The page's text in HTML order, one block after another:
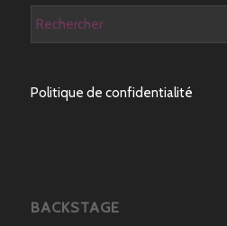
Politique de confidentialité
BACKSTAGE